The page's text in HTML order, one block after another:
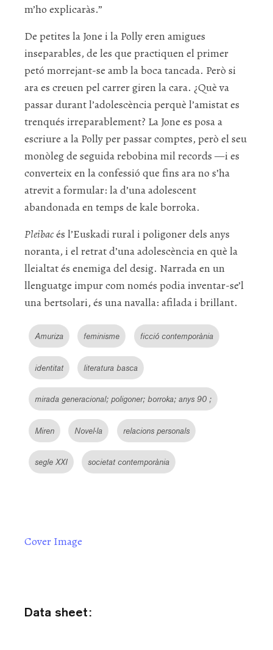
m’ho explicaràs.”
De petites la Jone i la Polly eren amigues
inseparables, de les que practiquen el primer
petó morrejant-se amb la boca tancada. Però si
ara es creuen pel carrer giren la cara. ¿Què va
passar durant l’adolescència perquè l’amistat es
trenqués irreparablement? La Jone es posa a
escriure a la Polly per passar comptes, però el seu
monòleg de seguida rebobina mil records —i es
converteix en la confessió que fins ara no s’ha
atrevit a formular: la d’una adolescent
abandonada en temps de kale borroka.
Pleibacés l’Euskadi rural i poligoner dels anys
noranta, i el retrat d’una adolescència en què la
lleialtat és enemiga del desig. Narrada en un
llenguatge impur com només podia inventar-se’l
una bertsolari, és una navalla: afilada i brillant.
Amuriza feminisme ficció contemporània
identitat literatura basca
mirada generacional; poligoner; borroka; anys 90 ;
Miren Novel·la relacions personals
segle XXI societat contemporània
Cover Image
Data sheet: